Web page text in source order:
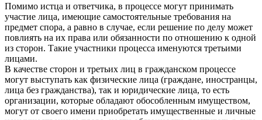
Помимо истца и ответчика, в процессе могут принимать
участие лица, имеющие самостоятельные требования на
предмет спора, а равно в случае, если решение по делу может
повлиять на их права или обязанности по отношению к одной
из сторон. Такие участники процесса именуются третьими
лицами.
В качестве сторон и третьих лиц в гражданском процессе
могут выступать как физические лица (граждане, иностранцы,
лица без гражданства), так и юридические лица, то есть
организации, которые обладают обособленным имуществом,
могут от своего имени приобретать имущественные и личные